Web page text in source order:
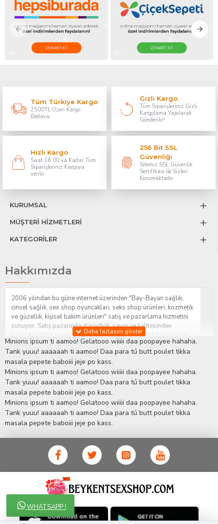
WHATSAPP !
Tüm Türkiye Kargo
2500TL Üzeri Kargo
Bedava
Gizli Kargo
Tüm Siparişleriniz Gizli
Kargolama Yapılarak
Gönderilir!
Hızlı Kargo
Saat 16:00 ya Kadar Tüm
Siparişleriniz Kargoya
verilir.
256 Bit SSL
Güvenliği
Sitemiz SSL Güvenlik
Sertifikası ile Sizleri
Korumaktadır
KURUMSAL
MÜŞTERİ HİZMETLERİ
KATEGORİLER
Hakkımızda
2006 yılından bu güne internet üzerinden "Bay-Bayan sağlık,
cinsel sağlık, sex shop oyuncakları, seks shop ürünleri, kozmetik
ve güzellik, kişisel bakım ürünleri" satış ve pazarlama hizmetini
sunuyor. Satış pazarında dürüstlük, saygı ve kalitesinden
kesinlikle ödün vermeden hizmet sağlık ve güzellik ile ilgili tüm
sorularınıza anında cevap verebilen Yetkin ve uzman kadrosu ile
ihtiyaçlarınızı en uygun fiyat ve taksit seçenekleriyle karşılıyor.
İstanbul beylikdüzü Erotik Shop sitemizde insan odaklı çalışma
stratejimiz ile müşterilerimizin yaşamlarında mutlu, sağlıklı ve
bakımlı olmaları için onlara sağlık ve güzellik danışmanlığı
sağlıyoruz.Sex ShopAlışveriş sitemiz Erotik Shop sektöründeki
gelişmeleri ve yenilikleri çok yakından takip etmesi, yaklaşık
5000'e yakın geniş ürün yelpazesi ile Türkiye'de bu sektörde
kendi alanımızda en geniş ürün gurubuna sahip ender
mağazalardan biri olması, müşteri memnuniyetini her zaman ön
planda tutan yaklaşımcı ve yenilikçi servislerin geliştirilmesi
konusundaki becerileri ile kendisine Cinsel Ürün hayatında lider
ve kalıcı bir yer edinmiştir.
Minions ipsum ti aamoo! Gelatooo wiiiii daa poopayee hahaha.
Tank yuuu! aaaaaah ti aamoo! Daa para tú butt poulet tikka
masala pepete baboiii jeje po kass.
Minions ipsum ti aamoo! Gelatooo wiiiii daa poopayee hahaha.
Tank yuuu! aaaaaah ti aamoo! Daa para tú butt poulet tikka
masala pepete baboiii jeje po kass.
Minions ipsum ti aamoo! Gelatooo wiiiii daa poopayee hahaha.
Tank yuuu! aaaaaah ti aamoo! Daa para tú butt poulet tikka
masala pepete baboiii jeje po kass.